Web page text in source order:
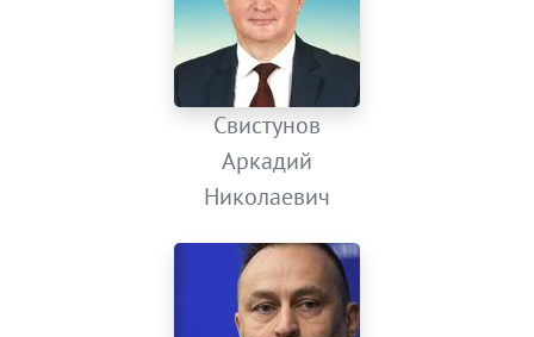
Свистунов
Аркадий
Николаевич